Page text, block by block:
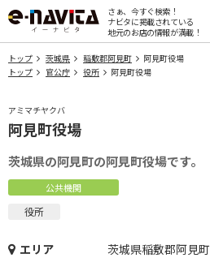
さぁ、今すぐ検索！
ナビタに掲載されている
地元のお店の情報が満載！
トップ 茨城県 稲敷郡阿見町
阿見町役場
トップ
官公庁 役所 阿見町役場
アミマチヤクバ
阿見町役場
茨城県の阿見町の阿見町役場です。
公共機関
役所
エリア 茨城県稲敷郡阿見町